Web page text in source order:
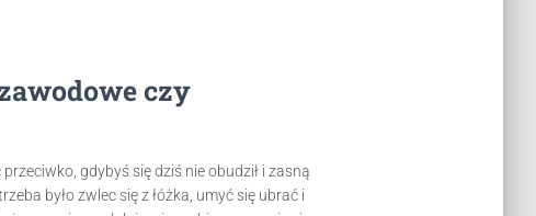
czy
przeciwko, gdybyś się dziś nie obudził i zasną
było zwlec się z łóżka, umyć się ubrać i